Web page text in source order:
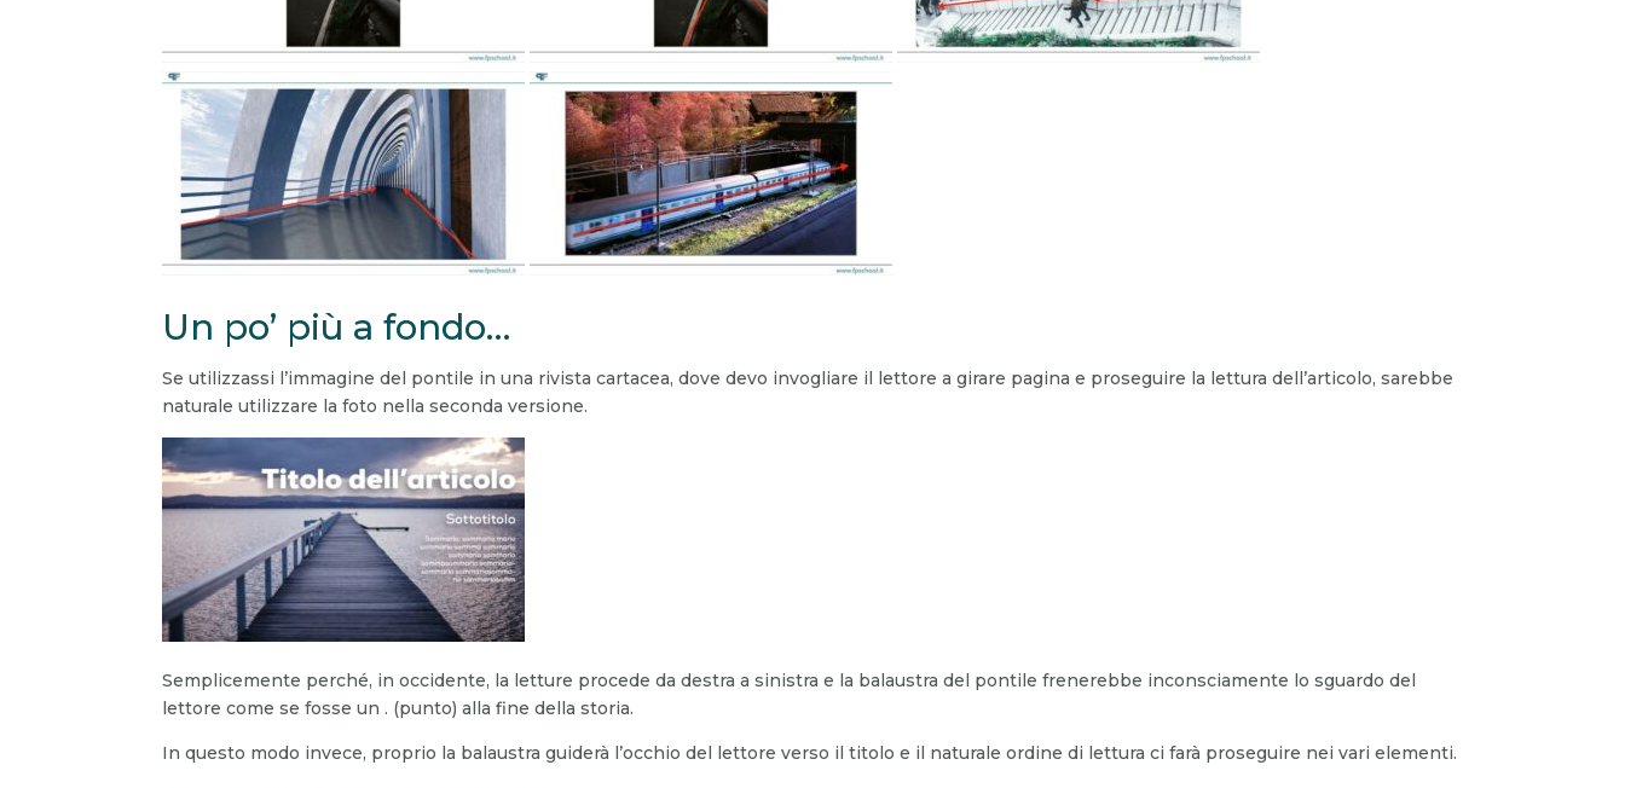
Un po’ più a fondo…
Se utilizzassi l’immagine del pontile in una rivista cartacea, dove devo invogliare il lettore a girare pagina e proseguire la lettura dell’articolo, sarebbe
naturale utilizzare la foto nella seconda versione.
Semplicemente perché, in occidente, la letture procede da destra a sinistra e la balaustra del pontile frenerebbe inconsciamente lo sguardo del
lettore come se fosse un . (punto) alla fine della storia.
In questo modo invece, proprio la balaustra guiderà l’occhio del lettore verso il titolo e il naturale ordine di lettura ci farà proseguire nei vari elementi.